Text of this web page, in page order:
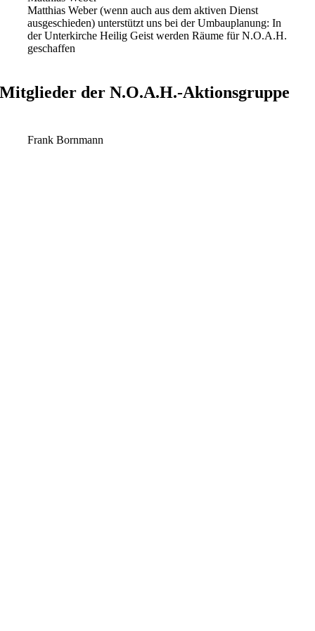
Matthias Weber (wenn auch aus dem aktiven Dienst
ausgeschieden) unterstützt uns bei der Umbauplanung: In
der Unterkirche Heilig Geist werden Räume für N.O.A.H.
geschaffen
Mitglieder der N.O.A.H.-Aktionsgruppe
Frank Bornmann